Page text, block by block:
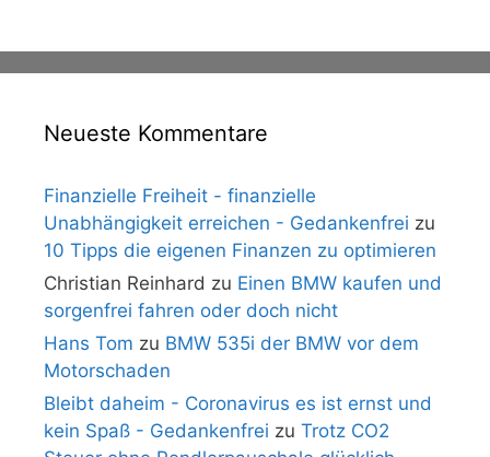
Neueste Kommentare
Finanzielle Freiheit - finanzielle
Unabhängigkeit erreichen - Gedankenfrei zu
10 Tipps die eigenen Finanzen zu optimieren
Christian Reinhard zu Einen BMW kaufen und
sorgenfrei fahren oder doch nicht
Hans Tom zu BMW 535i der BMW vor dem
Motorschaden
Bleibt daheim - Coronavirus es ist ernst und
kein Spaß - Gedankenfrei zu Trotz CO2